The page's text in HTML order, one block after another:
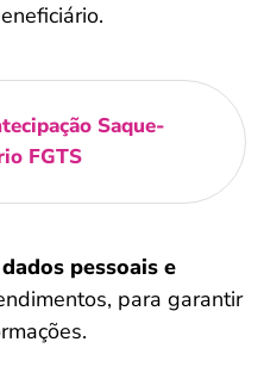
Saque-
FGTS
pessoais e
para garantir